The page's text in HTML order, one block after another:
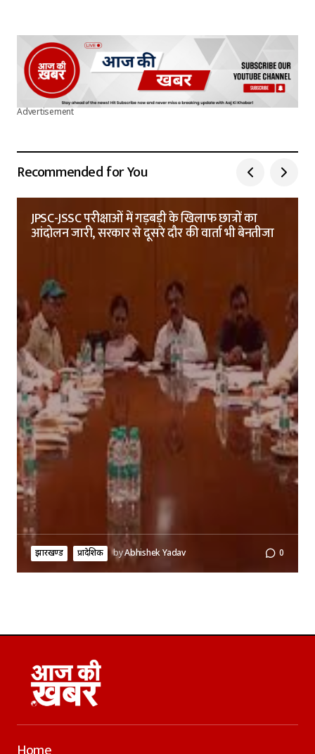
Advertisement
Recommended for You
JPSC-JSSC परीक्षाओं में गड़बड़ी के खिलाफ छात्रों का
आंदोलन जारी, सरकार से दूसरे दौर की वार्ता भी बेनतीजा
झारखण्ड प्रादेशिक byAbhishek Yadav 0